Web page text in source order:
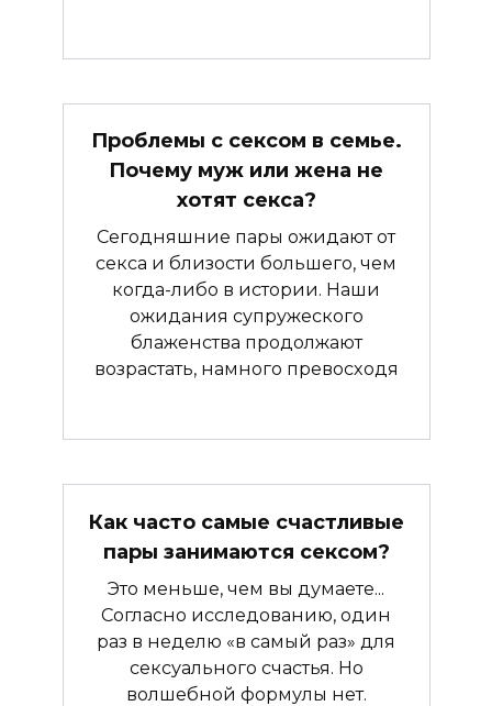
Проблемы с сексом в семье.
Почему муж или жена не
хотят секса?
Сегодняшние пары ожидают от
секса и близости большего, чем
когда-либо в истории. Наши
ожидания супружеского
блаженства продолжают
возрастать, намного превосходя
Как часто самые счастливые
пары занимаются сексом?
Это меньше, чем вы думаете...
Согласно исследованию, один
раз в неделю «в самый раз» для
сексуального счастья. Но
волшебной формулы нет.